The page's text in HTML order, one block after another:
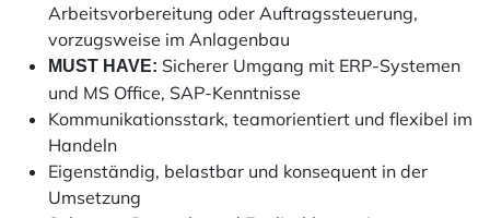
Arbeitsvorbereitung oder Auftragssteuerung,
vorzugsweise im Anlagenbau
MUST HAVE: Sicherer Umgang mit ERP-Systemen
und MS Office, SAP-Kenntnisse
Kommunikationsstark, teamorientiert und flexibel im
Handeln
Eigenständig, belastbar und konsequent in der
Umsetzung